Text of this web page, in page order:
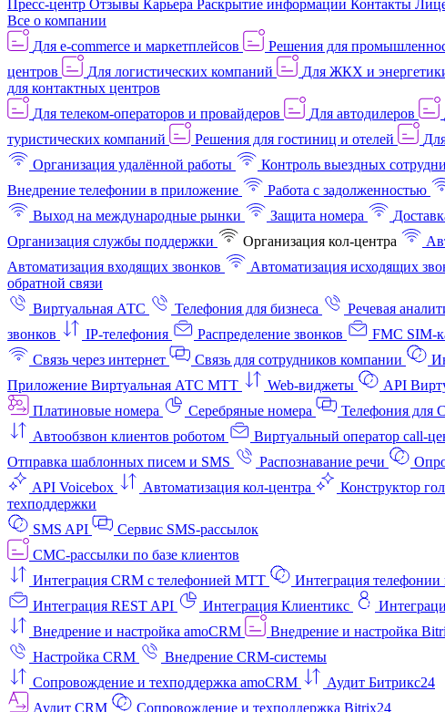
Пресс-центр Отзывы Карьера Раскрытие информации Контакты
Все о компании
Для e-commerce и маркетплейсов
Решения для
центров
Для логистических компаний Для ЖКХ и
для контактных центров
Для телеком-операторов и провайдеров
Для автодилеров
туристических компаний
Решения для гостиниц и отелей
Организация удалённой работы
Контроль выездных
Внедрение телефонии в приложение
Работа с задолженностью
Выход на международные рынки
Защита номера
Организация службы поддержки
Организация кол-центра
Автоматизация входящих звонков
Автоматизация исходящих
обратной связи
Виртуальная АТС
Телефония для бизнеса Речевая
звонков
IP-телефония Распределение звонков FMC SIM-
Связь через интернет
Связь для сотрудников компании
Приложение Виртуальная АТС МТТ
Web-виджеты API
Платиновые номера
Серебряные номера Телефония для
Автообзвон клиентов роботом
Виртуальный оператор call-
Отправка шаблонных писем и SMS
Распознавание речи
API Voicebox
Автоматизация кол‑центра Конструктор
техподдержки
SMS API
Сервис SMS-рассылок
СМС-рассылки по базе клиентов
Интеграция CRM с телефонией МТТ
Интеграция
Интеграция REST API
Интеграция Клиентикс
Внедрение и настройка amoCRM
Внедрение и настройка
Настройка CRM
Внедрение CRM-системы
Сопровождение и техподдержка amoCRM
Аудит Битрикс24
Аудит CRM
Сопровождение и техподдержка Bitrix24